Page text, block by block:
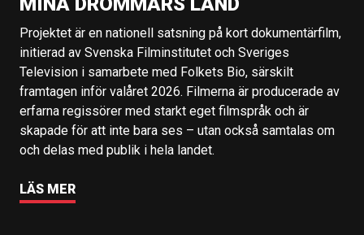
Projektet är en nationell satsning på kort dokumentärfilm,
initierad av Svenska Filminstitutet och Sveriges
Television i samarbete med Folkets Bio, särskilt
framtagen inför valåret 2026. Filmerna är producerade av
erfarna regissörer med starkt eget filmspråk och är
skapade för att inte bara ses – utan också samtalas om
och delas med publik i hela landet.
LÄS MER